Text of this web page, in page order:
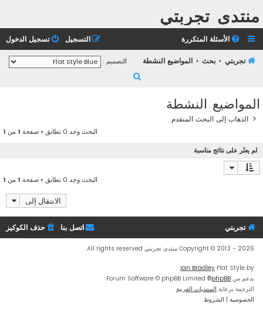
منتدى تجربتي
الأسئلة المتكررة تسجيل الدخول التسجيل
تجربتي بحث المواضيع النشطة التصميم :
المواضيع النشطة
الذهاب إلى البحث المتقدم
البحث وجد 0 تطابق • صفحة 1 من 1
لم يعثَر على نتائج مناسبة
البحث وجد 0 تطابق • صفحة 1 من 1
الانتقال إلى
تجربتي حذف الكوكيز اتصل بنا
Copyright © 2013 - 2026 منتدى تجربتي All rights reserved.
Flat Style by
Ian Bradley
بدعم من phpBB
® Forum Software © phpBB Limited
الترجمة برعاية المنتديات العربية
الخصوصية | الشروط